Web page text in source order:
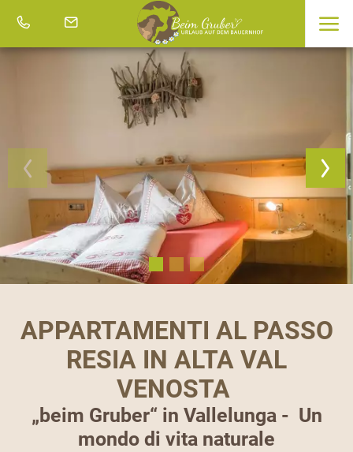
APPARTAMENTI AL PASSO
RESIA IN ALTA VAL
VENOSTA
„beim Gruber“ in Vallelunga - Un
mondo di vita naturale